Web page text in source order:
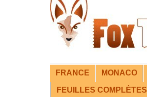
FRANCE MONACO
FEUILLES COMPLÈTES